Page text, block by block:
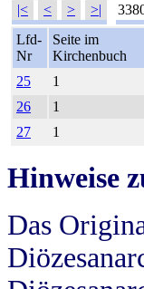
|< < > >|
Lfd-
Nr
Seite im
Kirchenbuch
25
1
26
1
27
1
Hinweise
Das